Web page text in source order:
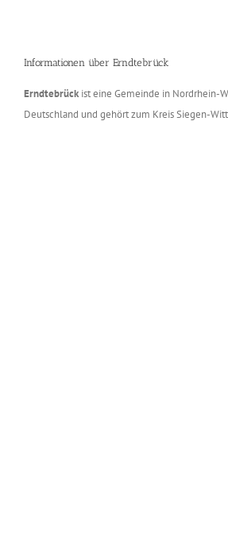
Informationen über Erndtebrück
Erndtebrück ist eine Gemeinde in Nordrhein-
Deutschland und gehört zum Kreis Siegen-